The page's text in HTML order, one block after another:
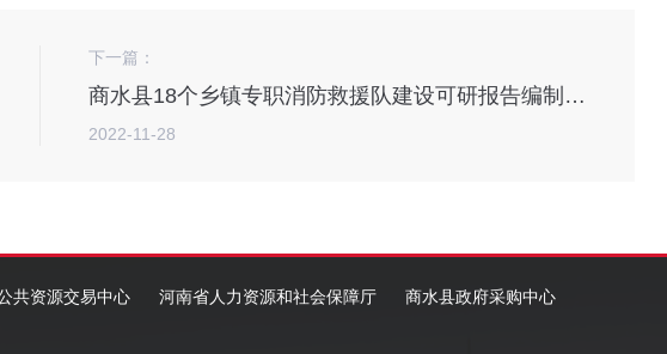
下一篇：
商水县18个乡镇专职消防救援队建设可研报告编制项目
2022-11-28
共资源交易中心 河南省人力资源和社会保障厅 商水县政府采购中心